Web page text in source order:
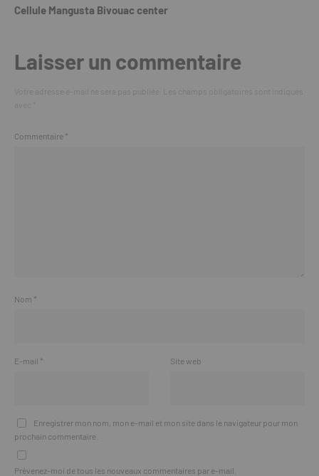
Cellule Mangusta Bivouac center
Laisser un commentaire
Commentaire *
Nom *
E-mail * Site web
Enregistrer mon nom, mon e-mail et mon site dans le navigateur pour mon
prochain commentaire.
Prévenez-moi de tous les nouveaux commentaires par e-mail.